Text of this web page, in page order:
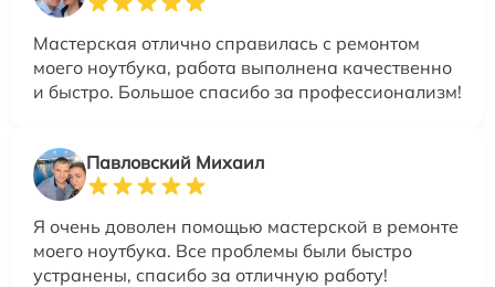
Мастерская отлично справилась с ремонтом
моего ноутбука, работа выполнена качественно
и быстро. Большое спасибо за профессионализм!
Павловский Михаил
Я очень доволен помощью мастерской в ремонте
моего ноутбука. Все проблемы были быстро
устранены, спасибо за отличную работу!